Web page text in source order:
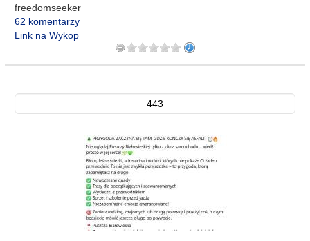
freedomseeker
62 komentarzy
Link na Wykop
443